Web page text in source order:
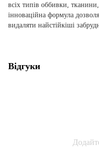
всіх типів оббивки,
інноваційна формула
видаляти найстійкіші
Відгуки